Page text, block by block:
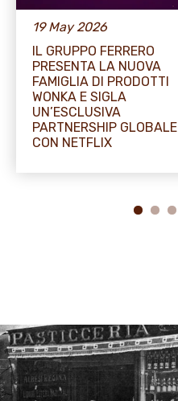
19 May 2026
IL GRUPPO FERRERO
PRESENTA LA NUOVA
FAMIGLIA DI PRODOTTI
WONKA E SIGLA
UN’ESCLUSIVA
PARTNERSHIP GLOBALE
CON NETFLIX